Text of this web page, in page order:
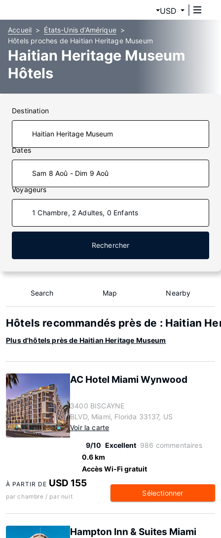
USD
Accueil
États-Unis d’Amérique
Hôtels proches de Haitian Heritage Museum
Haitian Heritage Museum
Hôtels
Destination
Dates
Sam 8 Aoû - Dim 9 Aoû
Voyageurs
1 Chambre, 2 Adultes, 0 Enfants
Rechercher
Search Map Nearby
Hôtels recommandés près de : Haitian
Plus d'hôtels près de Haitian Heritage Museum
AC Hotel Miami Wynwood
3400 BISCAYNE
BLVD, Miami, Florida 33137, US
Voir la carte
9/10 Excellent 986 commentaires
0.6 km
Accès Wi-Fi gratuit
À PARTIR DE USD 155
par chambre / par nuit Sélectionner
Hampton Inn & Suites Miami